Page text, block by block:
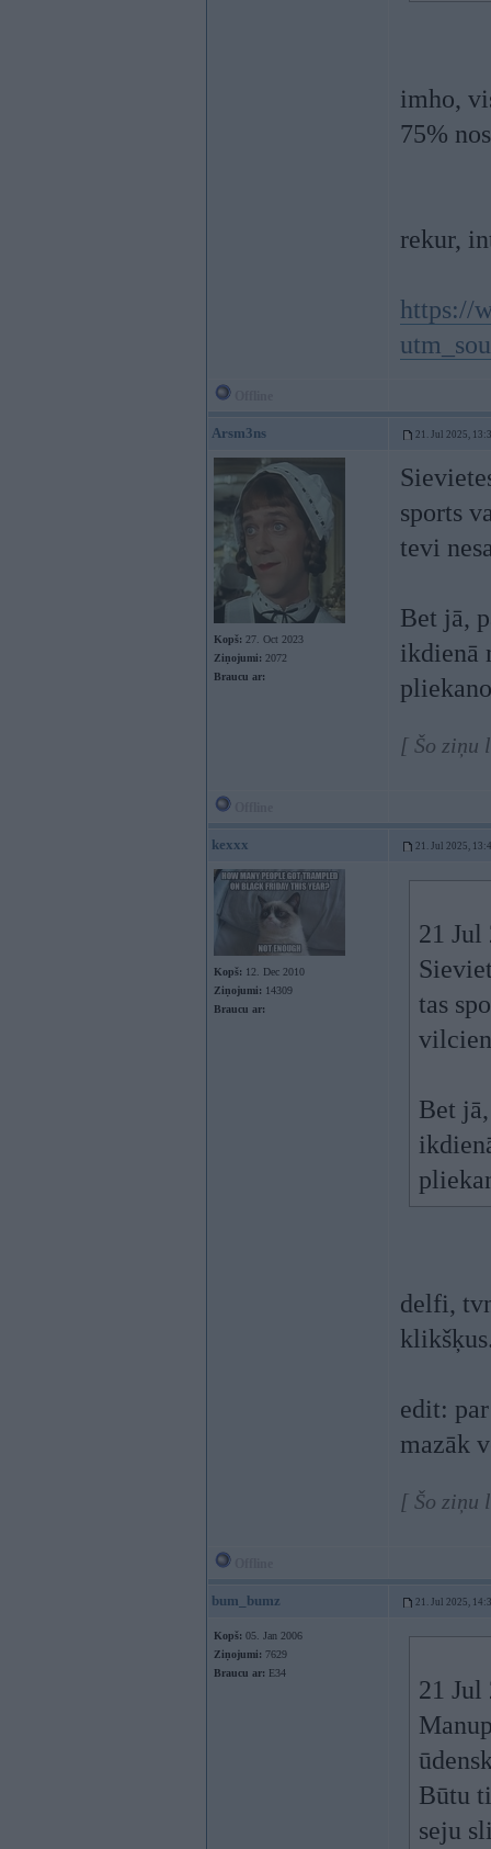
imho,
75%
rekur,
https://
Arsm3ns 21. Jul 2025,
Kopš: 27. Oct 2023
Ziņojumi: 2072
Braucu ar:
sports
tevi
Bet jā,
ikdienā
[ Šo ziņu
kexxx 21. Jul 2025,
Kopš: 12. Dec 2010
Ziņojumi: 14309
Braucu ar:
21
tas
Bet
delfi,
edit:
mazāk
[ Šo ziņu
bum_bumz 21. Jul 2025,
Kopš: 05. Jan 2006
Ziņojumi: 7629
Braucu ar: E34
21
Būtu
seju